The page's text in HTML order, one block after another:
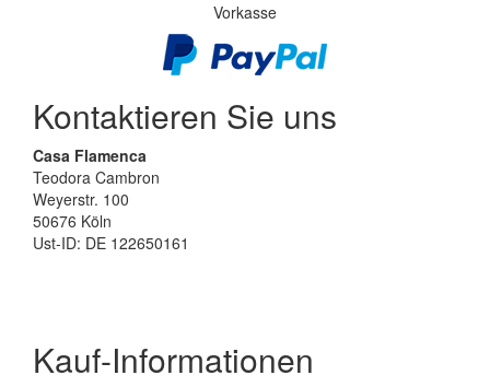
Vorkasse
Kontaktieren Sie uns
Casa Flamenca
Teodora Cambron
Weyerstr. 100
50676 Köln
Ust-ID: DE 122650161
Kauf-Informationen